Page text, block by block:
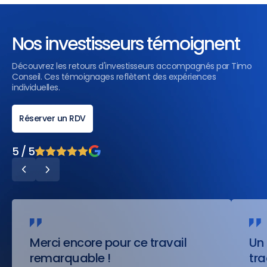
Nos investisseurs témoignent
Découvrez les retours d'investisseurs accompagnés par Timo
Conseil. Ces témoignages reflètent des expériences
individuelles.
Réserver un RDV
5 / 5
Merci encore pour ce travail
remarquable !